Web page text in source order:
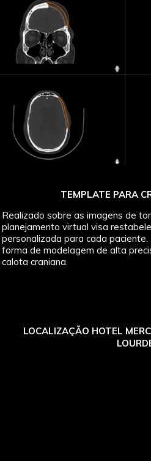
TEMPLATE PARA
Realizado sobre as imagens de
planejamento virtual visa
personalizada para cada
forma de modelagem de alta
calota craniana.
LOCALIZAÇÃO HOTEL